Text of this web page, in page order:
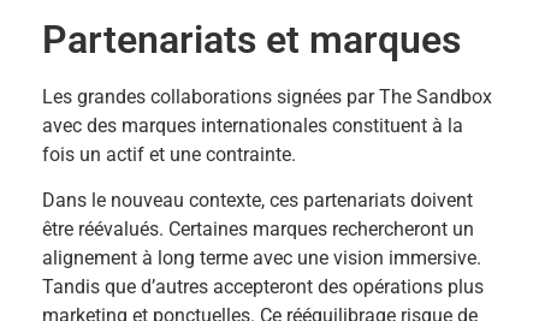
Partenariats et marques
Les grandes collaborations signées par The Sandbox
avec des marques internationales constituent à la
fois un actif et une contrainte.
Dans le nouveau contexte, ces partenariats doivent
être réévalués. Certaines marques rechercheront un
alignement à long terme avec une vision immersive.
Tandis que d’autres accepteront des opérations plus
marketing et ponctuelles. Ce rééquilibrage risque de